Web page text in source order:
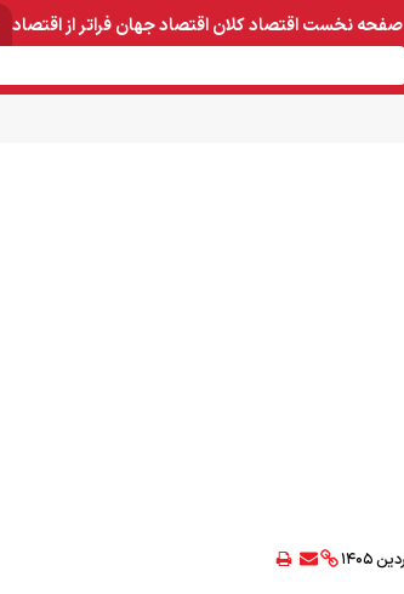
صفحه نخستاقتصاد کلاناقتصاد جهانفراتر از اقتصاد